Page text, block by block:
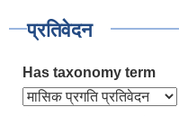
प्रतिवेदन
Has taxonomy term